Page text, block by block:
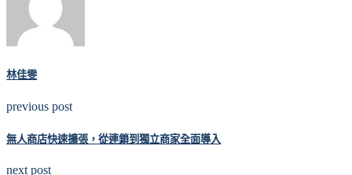
林佳雯
previous post
無人商店快速擴張，從連鎖到獨立商家全面導入
next post